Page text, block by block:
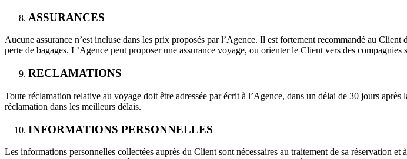
ASSURANCES
Aucune assurance n’est incluse dans les prix proposés par l’Agence. Il est fortement recommandé au
perte de bagages. L’Agence peut proposer une assurance voyage, ou orienter le Client vers des compagnies
RECLAMATIONS
Toute réclamation relative au voyage doit être adressée par écrit à l’Agence, dans un délai de 30 jours
réclamation dans les meilleurs délais.
INFORMATIONS PERSONNELLES
Les informations personnelles collectées auprès du Client sont nécessaires au traitement de sa